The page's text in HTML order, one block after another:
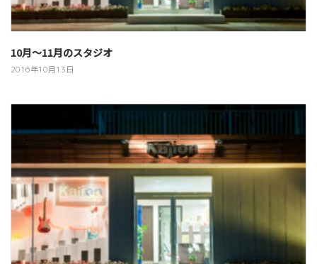
10月～11月のスタジオ
2016年10月13日